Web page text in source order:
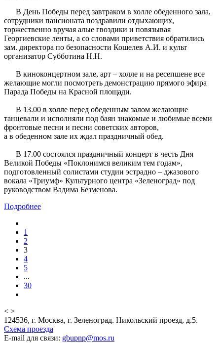
В День Победы перед завтраком в холле обеденного зала,
сотрудники пансионата поздравили отдыхающих,
торжественно вручая алые гвоздики и повязывая
Георгиевские ленты, а со словами приветствия обратились
зам. директора по безопасности Кошелев А.И. и культ
организатор Субботина Н.Н.
В киноконцертном зале, арт – холле и на ресепшене все
желающие могли посмотреть демонстрацию прямого эфира
Парада Победы на Красной площади.
В 13.00 в холле перед обеденным залом желающие
танцевали и исполняли под баян знакомые и любимые всеми
фронтовые песни и песни советских авторов,
а в обеденном зале их ждал праздничный обед.
В 17.00 состоялся праздничный концерт в честь Дня
Великой Победы «Поклонимся великим тем годам»,
подготовленный солистами студии эстрадно – джазового
вокала «Триумф» Культурного центра «Зеленоград» под
руководством Вадима Безменова.
Подробнее
1
2
3
4
5
...
30
< >
124536, г. Москва, г. Зеленоград. Никольский проезд, д.5.
Схема проезда
E-mail для связи: gbupnp@mos.ru